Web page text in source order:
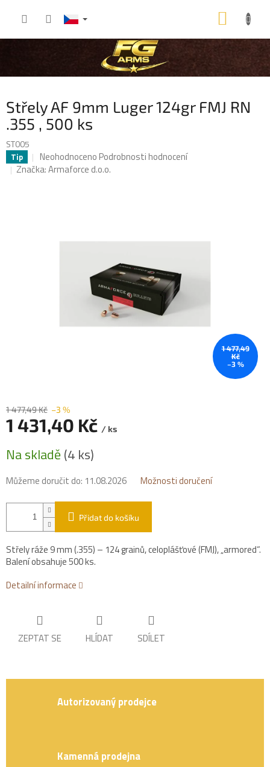
KOŠÍK
Střely AF 9mm Luger 124gr FMJ RN
.355 , 500 ks
ST005
Tip
Průměrné
hodnocení
hvězdiček.
NeohodnocenoPodrobnosti hodnocení
Značka:Armaforce d.o.o.
1 477,49
Kč
–3 %
1 477,49 Kč –3 %
1 431,40 Kč / ks
cena:
Na skladě(4 ks)
Můžeme doručit do: 11.08.2026 Možnosti doručení
Přidat do košíku
Střely ráže 9 mm (.355) – 124 grainů, celoplášťové (FMJ), „armored“.
Balení obsahuje 500 ks.
Detailní informace
ZEPTAT SE HLÍDAT SDÍLET
Autorizovaný prodejce
Kamenná prodejna